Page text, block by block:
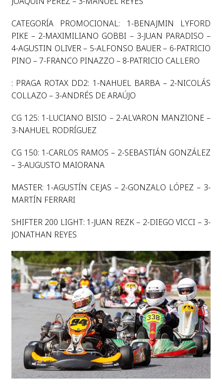
CATEGORÍA PROMOCIONAL: 1-BENAJMIN LYFORD
PIKE – 2-MAXIMILIANO GOBBI – 3-JUAN PARADISO –
4-AGUSTIN OLIVER – 5-ALFONSO BAUER – 6-PATRICIO
PINO – 7-FRANCO PINAZZO – 8-PATRICIO CALLERO
: PRAGA ROTAX DD2: 1-NAHUEL BARBA – 2-NICOLÁS
COLLAZO – 3-ANDRÉS DE ARAÚJO
CG 125: 1-LUCIANO BISIO – 2-ALVARON MANZIONE –
3-NAHUEL RODRÍGUEZ
CG 150: 1-CARLOS RAMOS – 2-SEBASTIÁN GONZÁLEZ
– 3-AUGUSTO MAIORANA
MASTER: 1-AGUSTÍN CEJAS – 2-GONZALO LÓPEZ – 3-
MARTÍN FERRARI
SHIFTER 200 LIGHT: 1-JUAN REZK – 2-DIEGO VICCI – 3-
JONATHAN REYES